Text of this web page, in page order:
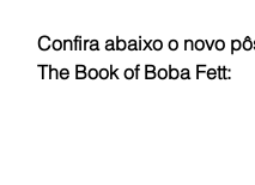
Confira abaixo o novo
The Book of Boba Fett: